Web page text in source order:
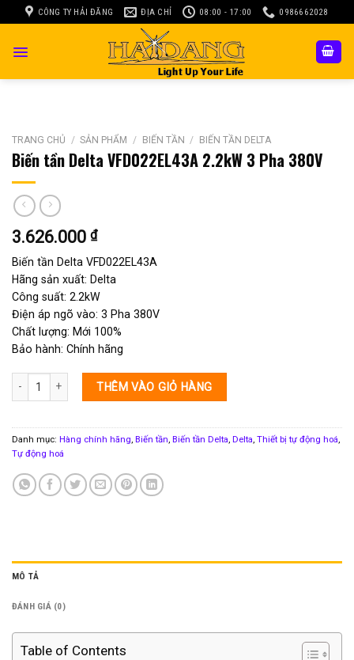
to
CÔNG TY HẢI ĐĂNG ĐỊA CHỈ 08:00 - 17:00 0986662028
TRANG CHỦ / SẢN PHẨM / BIẾN TẦN / BIẾN TẦN DELTA
Biến tần Delta VFD022EL43A 2.2kW 3 Pha 380V
3.626.000 ₫
Biến tần Delta VFD022EL43A
Hãng sản xuất: Delta
Công suất: 2.2kW
Điện áp ngõ vào: 3 Pha 380V
Chất lượng: Mới 100%
Bảo hành: Chính hãng
Biến tần Delta VFD022EL43A 2.2kW 3 Pha 380V số lượng
THÊM VÀO GIỎ HÀNG
Danh mục: Hàng chính hãng Biến tần Biến tần Delta Delta Thiết bị tự động hoá
Tự động hoá
MÔ TẢ
ĐÁNH GIÁ (0)
Table of Contents